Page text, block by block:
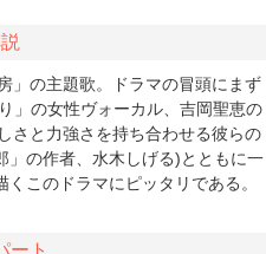
」の主題歌。ドラマの冒頭にまず
」の女性ヴォーカル、吉岡聖恵の
さと力強さを持ち合わせる彼らの
」の作者、水木しげる)とともに一
このドラマにピッタリである。
ート